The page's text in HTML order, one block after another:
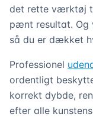
det rette værktøj
pænt resultat. Og
så du er dækket
Professionel
ordentligt
korrekt dybde,
efter alle